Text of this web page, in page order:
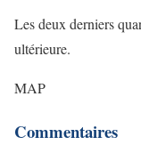
Les deux derniers
ultérieure.
MAP
Commentaires